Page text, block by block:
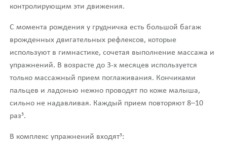
контролирующим эти движения.
С момента рождения у грудничка есть большой багаж
врожденных двигательных рефлексов, которые
используют в гимнастике, сочетая выполнение массажа и
упражнений. В возрасте до 3-х месяцев используется
только массажный прием поглаживания. Кончиками
пальцев и ладонью нежно проводят по коже малыша,
сильно не надавливая. Каждый прием повторяют 8–10
раз3.
В комплекс упражнений входят3: